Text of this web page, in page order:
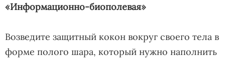
«Информационно-биополевая»
Возведите защитный кокон вокруг своего тела в
форме полого шара, который нужно наполнить